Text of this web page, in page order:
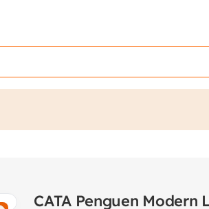
CATA Penguen Modern